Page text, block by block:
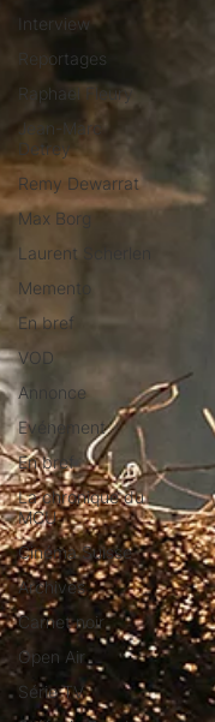
Interview
Reportages
Raphael Fleury
Jean-Marc
Detrey
Remy Dewarrat
Max Borg
Laurent Scherlen
Memento
En bref
VOD
Annonce
Evénement
En bref
La chronique du
MCU
Cinéma Suisse
Archives
Carnet noir
Open Air
Série TV